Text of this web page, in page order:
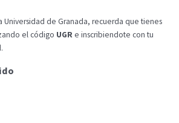
Universidad de Granada, recuerda que tienes
el código UGRe inscribiendote con tu